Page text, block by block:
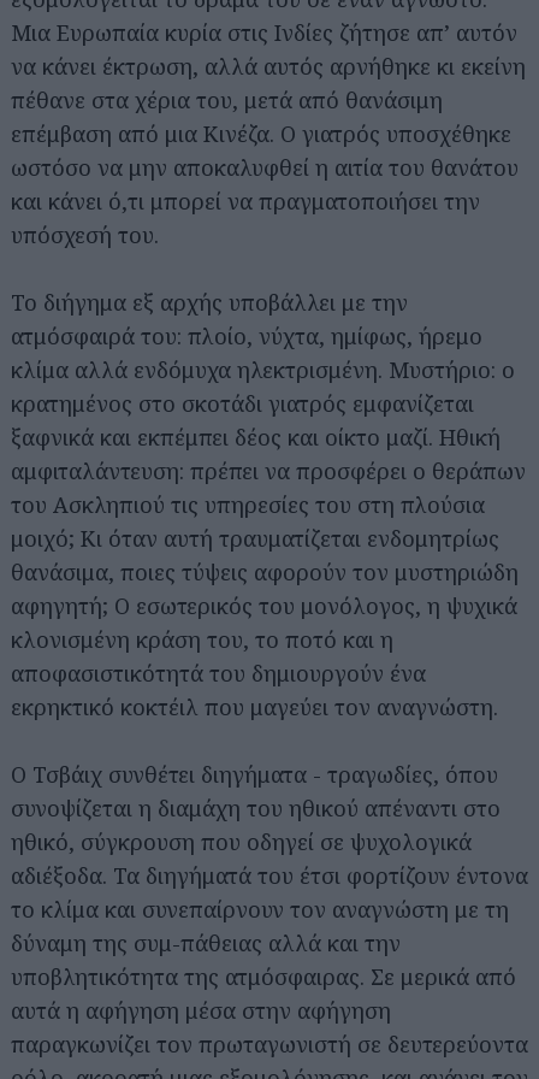
Μια Ευρωπαία κυρία στις Ινδίες ζήτησε απ’ αυτόν
να κάνει έκτρωση, αλλά αυτός αρνήθηκε κι εκείνη
πέθανε στα χέρια του, μετά από θανάσιμη
επέμβαση από μια Κινέζα. Ο γιατρός υποσχέθηκε
ωστόσο να μην αποκαλυφθεί η αιτία του θανάτου
και κάνει ό,τι μπορεί να πραγματοποιήσει την
υπόσχεσή του.
Το διήγημα εξ αρχής υποβάλλει με την
ατμόσφαιρά του: πλοίο, νύχτα, ημίφως, ήρεμο
κλίμα αλλά ενδόμυχα ηλεκτρισμένη. Μυστήριο: ο
κρατημένος στο σκοτάδι γιατρός εμφανίζεται
ξαφνικά και εκπέμπει δέος και οίκτο μαζί. Ηθική
αμφιταλάντευση: πρέπει να προσφέρει ο θεράπων
του Ασκληπιού τις υπηρεσίες του στη πλούσια
μοιχό; Κι όταν αυτή τραυματίζεται ενδομητρίως
θανάσιμα, ποιες τύψεις αφορούν τον μυστηριώδη
αφηγητή; Ο εσωτερικός του μονόλογος, η ψυχικά
κλονισμένη κράση του, το ποτό και η
αποφασιστικότητά του δημιουργούν ένα
εκρηκτικό κοκτέιλ που μαγεύει τον αναγνώστη.
Ο Τσβάιχ συνθέτει διηγήματα - τραγωδίες, όπου
συνοψίζεται η διαμάχη του ηθικού απέναντι στο
ηθικό, σύγκρουση που οδηγεί σε ψυχολογικά
αδιέξοδα. Τα διηγήματά του έτσι φορτίζουν έντονα
το κλίμα και συνεπαίρνουν τον αναγνώστη με τη
δύναμη της συμ-πάθειας αλλά και την
υποβλητικότητα της ατμόσφαιρας. Σε μερικά από
αυτά η αφήγηση μέσα στην αφήγηση
παραγκωνίζει τον πρωταγωνιστή σε δευτερεύοντα